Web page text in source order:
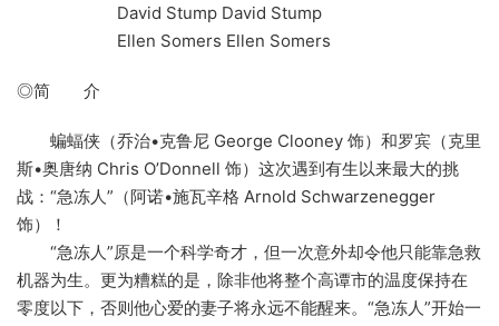
David Stump David Stump
Ellen Somers Ellen Somers
◎简 介
蝙蝠侠（乔治•克鲁尼 George Clooney 饰）和罗宾（克里
斯•奥唐纳 Chris O’Donnell 饰）这次遇到有生以来最大的挑
战：“急冻人”（阿诺•施瓦辛格 Arnold Schwarzenegger
饰）！
“急冻人”原是一个科学奇才，但一次意外却令他只能靠急救
机器为生。更为糟糕的是，除非他将整个高谭市的温度保持在
零度以下，否则他心爱的妻子将永远不能醒来。“急冻人”开始一